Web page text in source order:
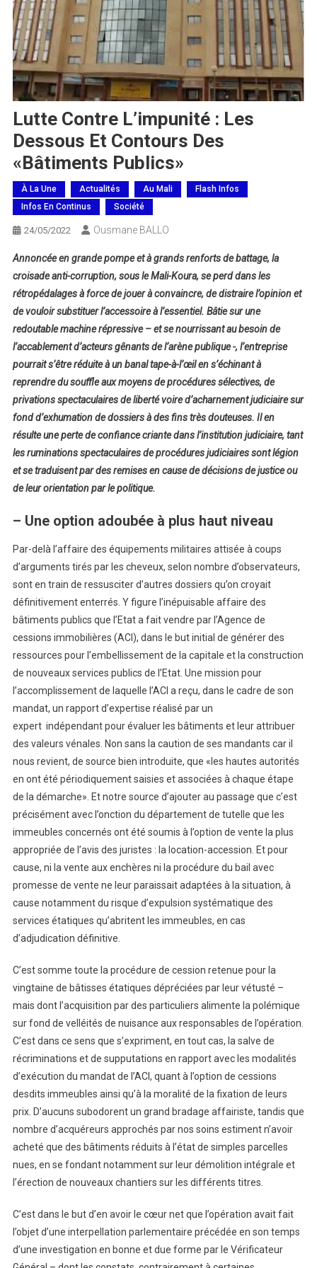
Lutte Contre L’impunité : Les
Dessous Et Contours Des
«Bâtiments Publics»
À La Une Actualités Au Mali
Flash Infos
Infos En Continus
Société
24/05/2022 Ousmane BALLO
Annoncée en grande pompe et à grands renforts de battage, la
croisade anti-corruption, sous le Mali-Koura, se perd dans les
rétropédalages à force de jouer à convaincre, de distraire l’opinion et
de vouloir substituer l’accessoire à l’essentiel. Bâtie sur une
redoutable machine répressive – et se nourrissant au besoin de
l’accablement d’acteurs gênants de l’arène publique -, l’entreprise
pourrait s’être réduite à un banal tape-à-l’œil en s’échinant à
reprendre du souffle aux moyens de procédures sélectives, de
privations spectaculaires de liberté voire d’acharnement judiciaire sur
fond d’exhumation de dossiers à des fins très douteuses. Il en
résulte une perte de confiance criante dans l’institution judiciaire, tant
les ruminations spectaculaires de procédures judiciaires sont légion
et se traduisent par des remises en cause de décisions de justice ou
de leur orientation par le politique.
– Une option adoubée à plus haut niveau
Par-delà l’affaire des équipements militaires attisée à coups
d’arguments tirés par les cheveux, selon nombre d’observateurs,
sont en train de ressusciter d’autres dossiers qu’on croyait
définitivement enterrés. Y figure l’inépuisable affaire des
bâtiments publics que l’Etat a fait vendre par l’Agence de
cessions immobilières (ACI), dans le but initial de générer des
ressources pour l’embellissement de la capitale et la construction
de nouveaux services publics de l’Etat. Une mission pour
l’accomplissement de laquelle l’ACI a reçu, dans le cadre de son
mandat, un rapport d’expertise réalisé par un
expert indépendant pour évaluer les bâtiments et leur attribuer
des valeurs vénales. Non sans la caution de ses mandants car il
nous revient, de source bien introduite, que «les hautes autorités
en ont été périodiquement saisies et associées à chaque étape
de la démarche». Et notre source d’ajouter au passage que c’est
précisément avec l’onction du département de tutelle que les
immeubles concernés ont été soumis à l’option de vente la plus
appropriée de l’avis des juristes : la location-accession. Et pour
cause, ni la vente aux enchères ni la procédure du bail avec
promesse de vente ne leur paraissait adaptées à la situation, à
cause notamment du risque d’expulsion systématique des
services étatiques qu’abritent les immeubles, en cas
d’adjudication définitive.
C’est somme toute la procédure de cession retenue pour la
vingtaine de bâtisses étatiques dépréciées par leur vétusté –
mais dont l’acquisition par des particuliers alimente la polémique
sur fond de velléités de nuisance aux responsables de l’opération.
C’est dans ce sens que s’expriment, en tout cas, la salve de
récriminations et de supputations en rapport avec les modalités
d’exécution du mandat de l’ACI, quant à l’option de cessions
desdits immeubles ainsi qu’à la moralité de la fixation de leurs
prix. D’aucuns subodorent un grand bradage affairiste, tandis que
nombre d’acquéreurs approchés par nos soins estiment n’avoir
acheté que des bâtiments réduits à l’état de simples parcelles
nues, en se fondant notamment sur leur démolition intégrale et
l’érection de nouveaux chantiers sur les différents titres.
C’est dans le but d’en avoir le cœur net que l’opération avait fait
l’objet d’une interpellation parlementaire précédée en son temps
d’une investigation en bonne et due forme par le Vérificateur